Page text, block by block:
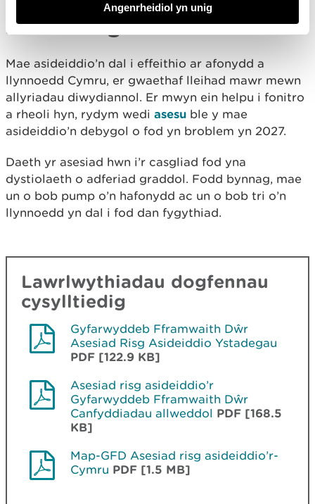
Angenrheidiol yn unig
Asesu risg asideiddio
Mae asideiddio’n dal i effeithio ar afonydd a
llynnoedd Cymru, er gwaethaf lleihad mawr mewn
allyriadau diwydiannol. Er mwyn ein helpu i fonitro
a rheoli hyn, rydym wedi asesu ble y mae
asideiddio’n debygol o fod yn broblem yn 2027.
Daeth yr asesiad hwn i’r casgliad fod yna
dystiolaeth o adferiad graddol. Fodd bynnag, mae
un o bob pump o’n hafonydd ac un o bob tri o’n
llynnoedd yn dal i fod dan fygythiad.
Lawrlwythiadau dogfennau
cysylltiedig
Gyfarwyddeb Fframwaith Dŵr
Asesiad Risg Asideiddio Ystadegau
PDF [122.9 KB]
Asesiad risg asideiddio’r
Gyfarwyddeb Fframwaith Dŵr
Canfyddiadau allweddol PDF [168.5
KB]
Map-GFD Asesiad risg asideiddio’r-
Cymru PDF [1.5 MB]